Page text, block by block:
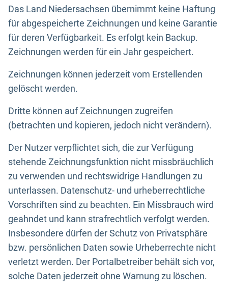
Das Land Niedersachsen übernimmt keine Haftung
für abgespeicherte Zeichnungen und keine Garantie
für deren Verfügbarkeit. Es erfolgt kein Backup.
Zeichnungen werden für ein Jahr gespeichert.
Zeichnungen können jederzeit vom Erstellenden
gelöscht werden.
Dritte können auf Zeichnungen zugreifen
(betrachten und kopieren, jedoch nicht verändern).
Der Nutzer verpflichtet sich, die zur Verfügung
stehende Zeichnungsfunktion nicht missbräuchlich
zu verwenden und rechtswidrige Handlungen zu
unterlassen. Datenschutz- und urheberrechtliche
Vorschriften sind zu beachten. Ein Missbrauch wird
geahndet und kann strafrechtlich verfolgt werden.
Insbesondere dürfen der Schutz von Privatsphäre
bzw. persönlichen Daten sowie Urheberrechte nicht
verletzt werden. Der Portalbetreiber behält sich vor,
solche Daten jederzeit ohne Warnung zu löschen.